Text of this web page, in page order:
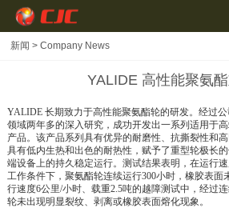
新闻 >Company News
YALIDE 高性能聚氨
YALIDE 长期致力于高性能聚氨酯轮的研发。经过
领域两年多的深入研究，成功开发出一系列适用于
产品。该产品系列具有优异的耐磨性、抗撕裂性和
具有低内生热和出色的耐热性，赋予了重型轮极长
端设备上的持久稳定运行。测试结果表明，在运行
工作条件下，聚氨酯轮连续运行300小时，橡胶表面
行速度6公里/小时、载重2.5吨的越障测试中，经过
轮未出现明显裂纹、剥离或橡胶表面熔化现象。